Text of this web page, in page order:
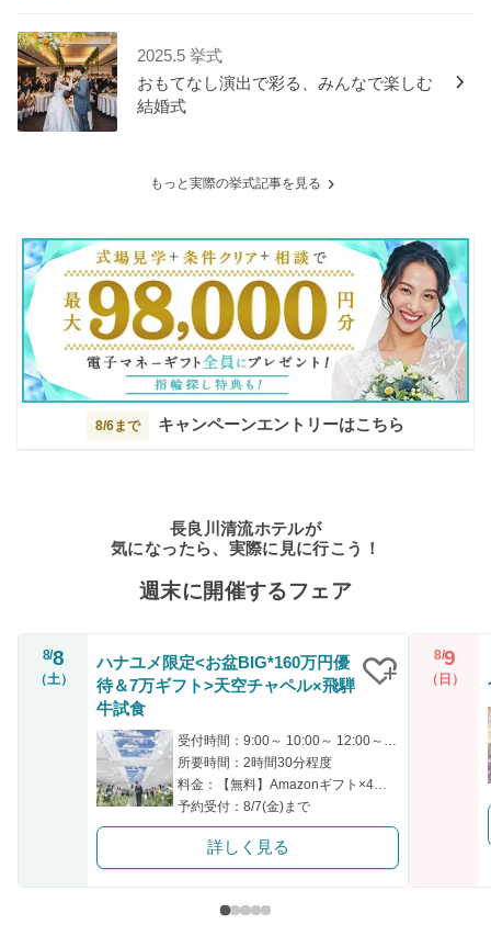
2025.5 挙式
おもてなし演出で彩る、みんなで楽しむ
結婚式
もっと実際の挙式記事を見る
8/6まで キャンペーンエントリーはこちら
長良川清流ホテルが
気になったら、実際に見に行こう！
週末に開催するフェア
8/8
（土）
ハナユメ限定<お盆BIG*160万円優
待＆7万ギフト>天空チャペル×飛騨
牛試食
所要時間：2時間30分程度
予約受付：8/7(金)まで
詳しく見る
8/9
（日）